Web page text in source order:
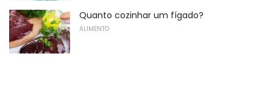
Quanto cozinhar um fígado?
ALIMENTO